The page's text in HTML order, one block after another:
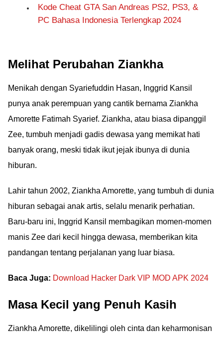
Kode Cheat GTA San Andreas PS2, PS3, &
PC Bahasa Indonesia Terlengkap 2024
Melihat Perubahan Ziankha
Menikah dengan Syariefuddin Hasan, Inggrid Kansil
punya anak perempuan yang cantik bernama Ziankha
Amorette Fatimah Syarief. Ziankha, atau biasa dipanggil
Zee, tumbuh menjadi gadis dewasa yang memikat hati
banyak orang, meski tidak ikut jejak ibunya di dunia
hiburan.
Lahir tahun 2002, Ziankha Amorette, yang tumbuh di dunia
hiburan sebagai anak artis, selalu menarik perhatian.
Baru-baru ini, Inggrid Kansil membagikan momen-momen
manis Zee dari kecil hingga dewasa, memberikan kita
pandangan tentang perjalanan yang luar biasa.
Baca Juga: Download Hacker Dark VIP MOD APK 2024
Masa Kecil yang Penuh Kasih
Ziankha Amorette, dikelilingi oleh cinta dan keharmonisan